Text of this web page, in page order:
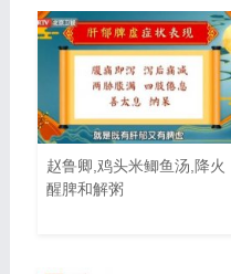
赵鲁卿,鸡头米鲫鱼汤,降火
醒脾和解粥